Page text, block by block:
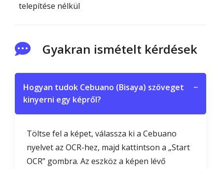
telepítése nélkül
Gyakran ismételt kérdések
Hogyan tudok Cebuano (Bisaya) szöveget
kinyerni egy képről?
−
Töltse fel a képet, válassza ki a Cebuano
nyelvet az OCR-hez, majd kattintson a „Start
OCR” gombra. Az eszköz a képen lévő